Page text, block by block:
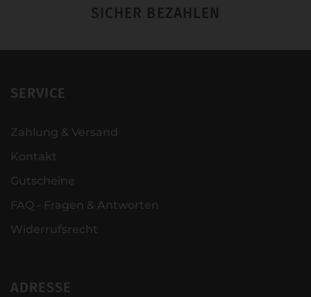
SICHER BEZAHLEN
SERVICE
Zahlung & Versand
Kontakt
Gutscheine
FAQ - Fragen & Antworten
Widerrufsrecht
ADRESSE